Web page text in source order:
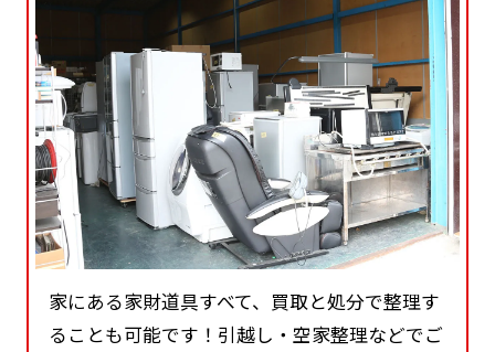
家にある家財道具すべて、買取と処分で整理す
ることも可能です！引越し・空家整理などでご